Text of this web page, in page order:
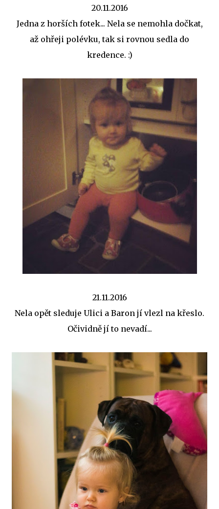
20.11.2016
Jedna z horších fotek... Nela se nemohla dočkat,
až ohřeji polévku, tak si rovnou sedla do
kredence. :)
21.11.2016
Nela opět sleduje Ulici a Baron jí vlezl na křeslo.
Očividně jí to nevadí...